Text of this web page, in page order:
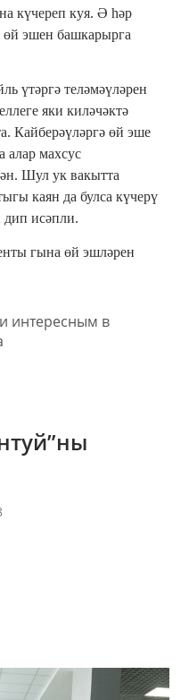
күчереп куя. Ә һәр
өй эшен башкарырга
үтәргә теләмәүләрен
яки киләчәктә
Кайберәүләргә өй эше
алар махсус
Шул ук вакытта
каян да булса күчерү
дип исәпли.
гына өй эшләрен
интересным в